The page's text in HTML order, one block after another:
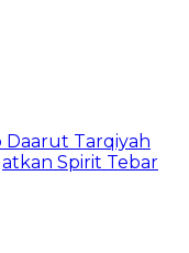
Daarut Tarqiyah
Spirit Tebar